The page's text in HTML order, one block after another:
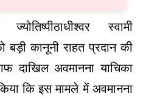
स्वामी
बड़ी कानूनी राहत प्रदान की
अवमानना याचिका
कि इस मामले में अवमानना